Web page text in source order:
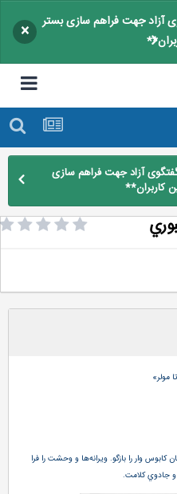
جهت فراهم سازی بستر
×
آزاد جهت فراهم سازی
کاربران**
كابوس وار را بازگو. ويرانه‌ها و وحشت را فرا
كلامت.